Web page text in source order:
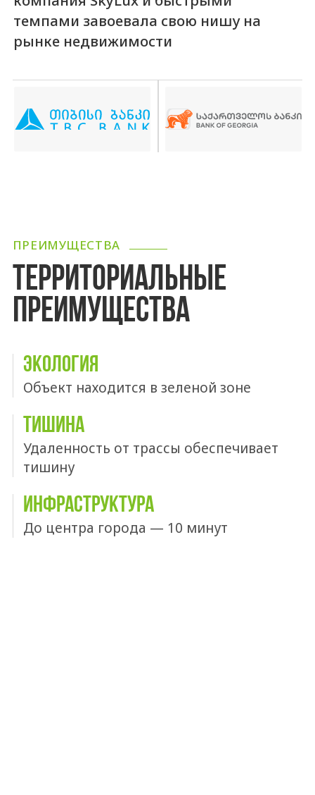
темпами завоевала свою нишу на
рынке недвижимости
ПРЕИМУЩЕСТВА
ТЕРРИТОРИАЛЬНЫЕ
ПРЕИМУЩЕСТВА
ЭКОЛОГИЯ
Объект находится в зеленой зоне
ТИШИНА
Удаленность от трассы обеспечивает
тишину
ИНФРАСТРУКТУРА
До центра города — 10 минут